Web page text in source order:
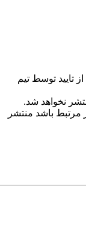
تایید توسط تیم
نخواهد شد.
مرتبط باشد منتشر